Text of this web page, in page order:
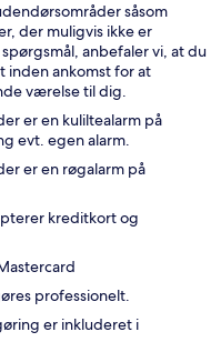
såsom
der muligvis ikke er
anbefaler vi, at du
inden ankomst for at
værelse til dig.
er en kuliltealarm på
evt. egen alarm.
er en røgalarm på
kreditkort og
professionelt.
er inkluderet i